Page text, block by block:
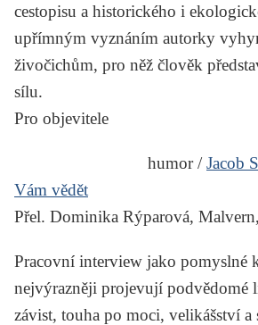
cestopisu a historického i
upřímným vyznáním autorky
živočichům, pro něž člověk
sílu.
Pro objevitele
humor /Jacob
Vám vědět
Přel. Dominika Rýparová,
Pracovní interview jako pomyslné
nejvýrazněji projevují podvědomé
závist, touha po moci, velikášství a